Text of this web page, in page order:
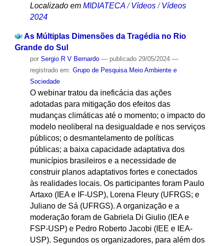
Localizado em MIDIATECA /Vídeos /Vídeos
2024
As Múltiplas Dimensões da Tragédia no Rio
Grande do Sul
por Sergio R V Bernardo — publicado29/05/2024 —
registrado em: Grupo de Pesquisa Meio Ambiente e
Sociedade
O webinar tratou da ineficácia das ações
adotadas para mitigação dos efeitos das
mudanças climáticas até o momento; o impacto do
modelo neoliberal na desigualdade e nos serviços
públicos; o desmantelamento de políticas
públicas; a baixa capacidade adaptativa dos
municípios brasileiros e a necessidade de
construir planos adaptativos fortes e conectados
às realidades locais. Os participantes foram Paulo
Artaxo (IEA e IF-USP), Lorena Fleury (UFRGS; e
Juliano de Sá (UFRGS). A organização e a
moderação foram de Gabriela Di Giulio (IEA e
FSP-USP) e Pedro Roberto Jacobi (IEE e IEA-
USP). Segundos os organizadores, para além dos